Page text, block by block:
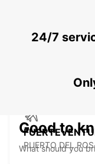
EL HIERRO
VILLA DE
PUERTO DEL
24/7
Good to
What should you